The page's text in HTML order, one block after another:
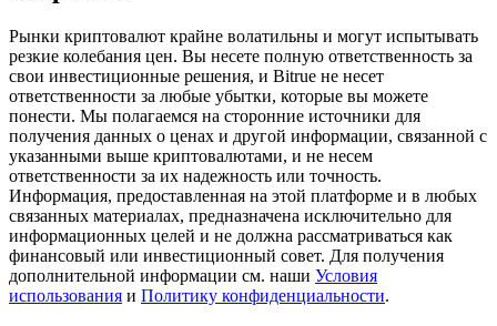
Станьте копи-трейдером
Наслаждайтесь распределением прибыли и комиссиями
за копи-трейдинг
Рынки криптовалют крайне волатильны и могут испытывать
резкие колебания цен. Вы несете полную ответственность за
свои инвестиционные решения, и Bitrue не несет
ответственности за любые убытки, которые вы можете
понести. Мы полагаемся на сторонние источники для
получения данных о ценах и другой информации, связанной с
указанными выше криптовалютами, и не несем
ответственности за их надежность или точность.
Информация, предоставленная на этой платформе и в любых
связанных материалах, предназначена исключительно для
информационных целей и не должна рассматриваться как
финансовый или инвестиционный совет. Для получения
дополнительной информации см. наши Условия
использования и Политику конфиденциальности.